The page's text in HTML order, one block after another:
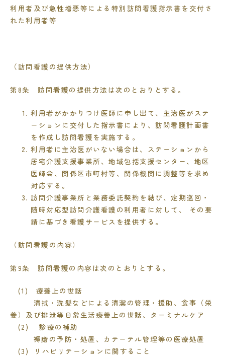
利用者及び急性増悪等による特別訪問看護指示書を交付さ
れた利用者等
（訪問看護の提供方法）
第8条 訪問看護の提供方法は次のとおりとする。
利用者がかかりつけ医師に申し出て、主治医がステ
ーションに交付した指示書により、訪問看護計画書
を作成し訪問看護を実施する。
利用者に主治医がいない場合は、ステーションから
居宅介護支援事業所、地域包括支援センター、地区
医師会、関係区市町村等、関係機関に調整等を求め
対応する。
訪問介護事業所と業務委託契約を結び、定期巡回・
随時対応型訪問介護看護の利用者に対して、 その要
請に基づき看護サービスを提供する。
（訪問看護の内容）
第9条 訪問看護の内容は次のとおりとする。
(1) 療養上の世話
清拭・洗髪などによる清潔の管理・援助、食事（栄
養）及び排泄等日常生活療養上の世話、 ターミナルケア
(2) 診療の補助
褥瘡の予防・処置、カテーテル管理等の医療処置
(3) リハビリテーションに関すること